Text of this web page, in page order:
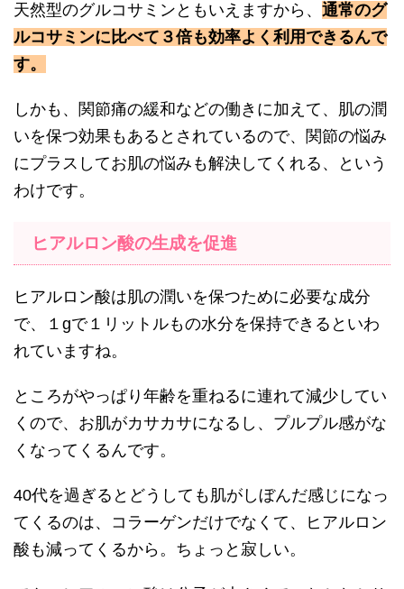
天然型のグルコサミンともいえますから、 通常のグ
ルコサミンに比べて３倍も効率よく利用できるんで
す。
しかも、関節痛の緩和などの働きに加えて、肌の潤
いを保つ効果もあるとされているので、関節の悩み
にプラスしてお肌の悩みも解決してくれる、という
わけです。
ヒアルロン酸の生成を促進
ヒアルロン酸は肌の潤いを保つために必要な成分
で、１gで１リットルもの水分を保持できるといわ
れていますね。
ところがやっぱり年齢を重ねるに連れて減少してい
くので、お肌がカサカサになるし、プルプル感がな
くなってくるんです。
40代を過ぎるとどうしても肌がしぼんだ感じになっ
てくるのは、コラーゲンだけでなくて、ヒアルロン
酸も減ってくるから。ちょっと寂しい。